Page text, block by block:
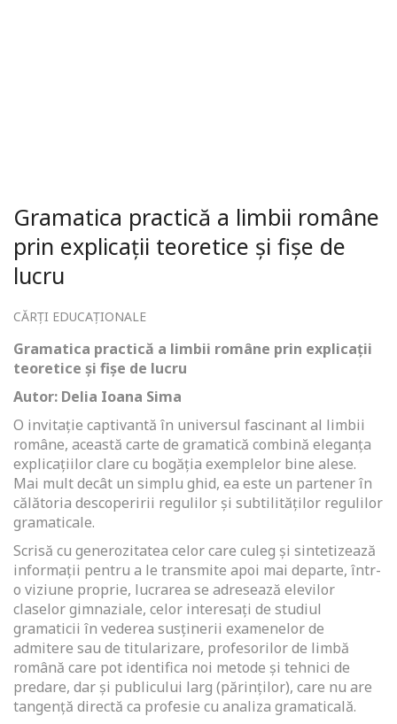
Gramatica practică a limbii române
prin explicații teoretice și fișe de
lucru
CĂRȚI EDUCAȚIONALE
Gramatica practică a limbii române prin explicații
teoretice și fișe de lucru
Autor: Delia Ioana Sima
O invitație captivantă în universul fascinant al limbii
române, această carte de gramatică combină eleganța
explicațiilor clare cu bogăția exemplelor bine alese.
Mai mult decât un simplu ghid, ea este un partener în
călătoria descoperirii regulilor și subtilităților regulilor
gramaticale.
Scrisă cu generozitatea celor care culeg și sintetizează
informații pentru a le transmite apoi mai departe, într-
o viziune proprie, lucrarea se adresează elevilor
claselor gimnaziale, celor interesați de studiul
gramaticii în vederea susținerii examenelor de
admitere sau de titularizare, profesorilor de limbă
română care pot identifica noi metode și tehnici de
predare, dar și publicului larg (părinților), care nu are
tangență directă ca profesie cu analiza gramaticală.